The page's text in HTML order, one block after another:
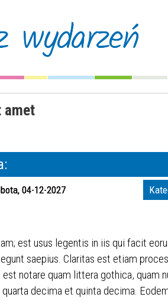
wydarzeń
amet
04-12-2027
est usus legentis in iis qui facit
saepius. Claritas est etiam
notare quam littera gothica, quam
decima et quinta decima.